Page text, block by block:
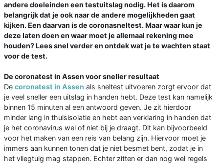
andere doeleinden een testuitslag nodig. Het is daarom
belangrijk dat je ook naar de andere mogelijkheden gaat
kijken. Een daarvan is de coronasneltest. Maar waar kun je
deze laten doen en waar moet je allemaal rekening mee
houden? Lees snel verder en ontdek wat je te wachten staat
voor de test.
De coronatest in Assen voor sneller resultaat
De coronatest in Assen als sneltest uitvoeren zorgt ervoor dat
je veel sneller een uitslag in handen hebt. Deze test kan namelijk
binnen 15 minuten al een antwoord geven. Je zit hierdoor
minder lang in thuisisolatie en hebt een verklaring in handen dat
je het coronavirus wel of niet bij je draagt. Dit kan bijvoorbeeld
voor het maken van een reis van belang zijn. Hiervoor moet je
immers aan kunnen tonen dat je niet besmet bent, zodat je in
het vliegtuig mag stappen. Echter zitten er dan nog wel regels